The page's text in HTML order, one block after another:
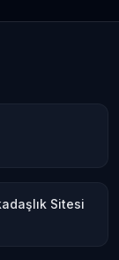
Sitesi